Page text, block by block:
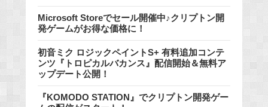
Microsoft Storeでセール開催中♪クリプトン開
発ゲームがお得な価格に！
初音ミク ロジックペイントS+ 有料追加コンテ
ンツ『トロピカルバカンス』配信開始＆無料ア
ップデート公開！
『KOMODO STATION』でクリプトン開発ゲー